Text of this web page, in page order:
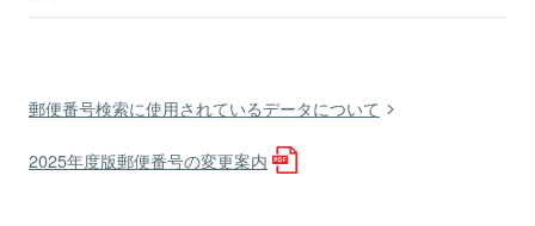
郵便番号検索に使用されているデータについて
2025年度版郵便番号の変更案内